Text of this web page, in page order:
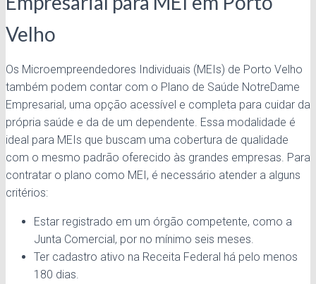
Velho
Os Microempreendedores Individuais (MEIs) de Porto Velho
também podem contar com o Plano de Saúde NotreDame
Empresarial, uma opção acessível e completa para cuidar da
própria saúde e da de um dependente. Essa modalidade é
ideal para MEIs que buscam uma cobertura de qualidade
com o mesmo padrão oferecido às grandes empresas. Para
contratar o plano como MEI, é necessário atender a alguns
critérios:
Estar registrado em um órgão competente, como a
Junta Comercial, por no mínimo seis meses.
Ter cadastro ativo na Receita Federal há pelo menos
180 dias.